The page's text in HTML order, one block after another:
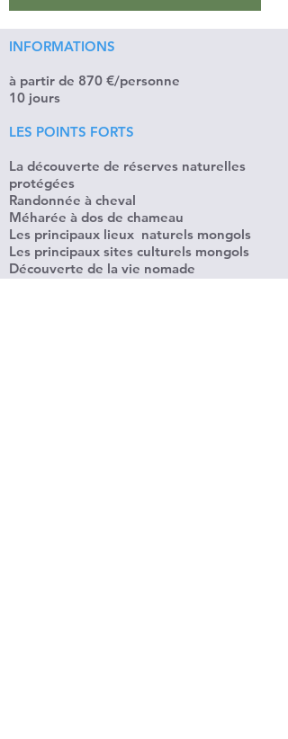
INFORMATIONS
à partir de 870 €/personne
10 jours
LES POINTS FORTS
La découverte de réserves naturelles
protégées
Randonnée à cheval
Méharée à dos de chameau
Les principaux lieux naturels mongols
Les principaux sites culturels mongols
Découverte de la vie nomade